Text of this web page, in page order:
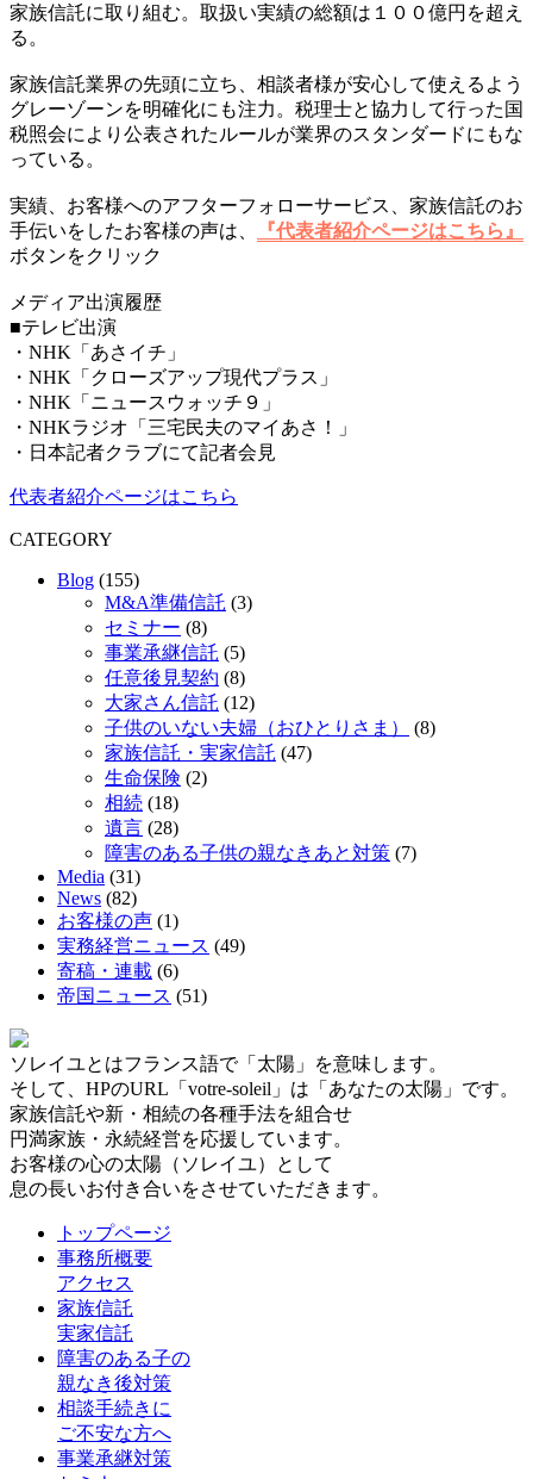
家族信託に取り組む。取扱い実績の総額は１００億円を超え
る。
家族信託業界の先頭に立ち、相談者様が安心して使えるよう
グレーゾーンを明確化にも注力。税理士と協力して行った国
税照会により公表されたルールが業界のスタンダードにもな
っている。
実績、お客様へのアフターフォローサービス、家族信託のお
手伝いをしたお客様の声は、
『代表者紹介ページはこちら』
ボタンをクリック
メディア出演履歴
■テレビ出演
・NHK「あさイチ」
・NHK「クローズアップ現代プラス」
・NHK「ニュースウォッチ９」
・NHKラジオ「三宅民夫のマイあさ！」
・日本記者クラブにて記者会見
代表者紹介ページはこちら
CATEGORY
Blog (155)
M&A準備信託 (3)
セミナー (8)
事業承継信託 (5)
任意後見契約 (8)
大家さん信託 (12)
子供のいない夫婦（おひとりさま）
(8)
家族信託・実家信託 (47)
生命保険 (2)
相続 (18)
遺言 (28)
障害のある子供の親なきあと対策 (7)
Media (31)
News (82)
お客様の声 (1)
実務経営ニュース (49)
寄稿・連載 (6)
帝国ニュース (51)
ソレイユとはフランス語で「太陽」を意味します。
そして、HPのURL「votre-soleil」は「あなたの太陽」です。
家族信託や新・相続の各種手法を組合せ
円満家族・永続経営を応援しています。
お客様の心の太陽（ソレイユ）として
息の長いお付き合いをさせていただきます。
トップページ
事務所概要
アクセス
家族信託
実家信託
障害のある子の
親なき後対策
相談手続きに
ご不安な方へ
事業承継対策